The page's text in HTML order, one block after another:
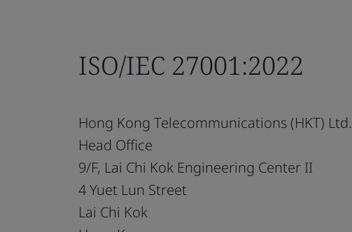
ISO/IEC 27001:2022
Hong Kong Telecommunications (HKT) Ltd.
Head Office
9/F, Lai Chi Kok Engineering Center II
4 Yuet Lun Street
Lai Chi Kok